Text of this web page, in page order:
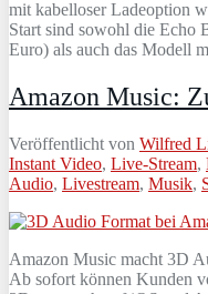
mit kabelloser Ladeoption
Start sind sowohl die Echo
Euro) als auch das Modell
Amazon Music:
Veröffentlicht von Wilfred
Instant Video, Live-Stream,
Audio, Livestream, Musik,
Amazon Music macht 3D
Ab sofort können Kunden